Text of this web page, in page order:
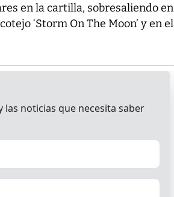
en la cartilla, sobresaliendo en
‘Storm On The Moon’ y en el